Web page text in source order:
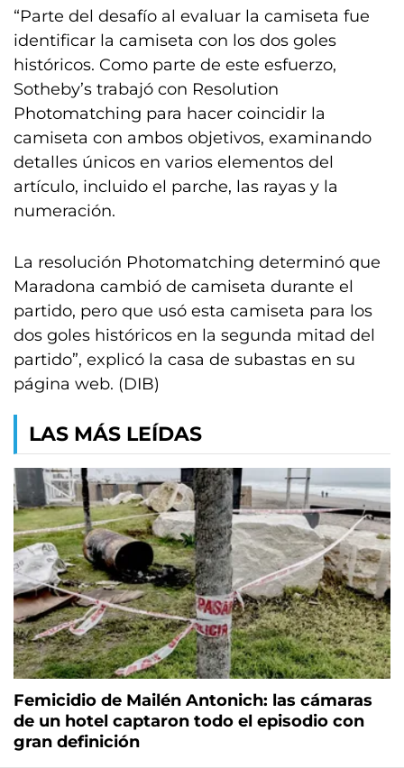
“Parte del desafío al evaluar la camiseta fue
identificar la camiseta con los dos goles
históricos. Como parte de este esfuerzo,
Sotheby’s trabajó con Resolution
Photomatching para hacer coincidir la
camiseta con ambos objetivos, examinando
detalles únicos en varios elementos del
artículo, incluido el parche, las rayas y la
numeración.
La resolución Photomatching determinó que
Maradona cambió de camiseta durante el
partido, pero que usó esta camiseta para los
dos goles históricos en la segunda mitad del
partido”, explicó la casa de subastas en su
página web. (DIB)
LAS MÁS LEÍDAS
Femicidio de Mailén Antonich: las cámaras
de un hotel captaron todo el episodio con
gran definición